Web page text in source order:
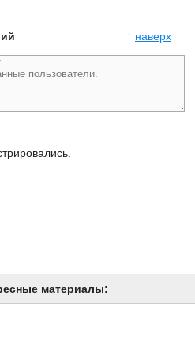
↑ наверх
материалы: